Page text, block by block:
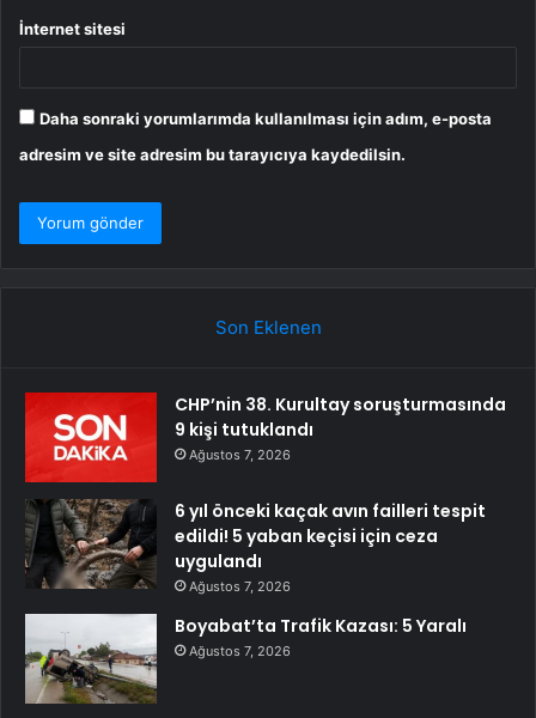
İnternet sitesi
Daha sonraki yorumlarımda kullanılması için adım, e-posta
adresim ve site adresim bu tarayıcıya kaydedilsin.
Son Eklenen
CHP’nin 38. Kurultay soruşturmasında
9 kişi tutuklandı
Ağustos 7, 2026
6 yıl önceki kaçak avın failleri tespit
edildi! 5 yaban keçisi için ceza
uygulandı
Ağustos 7, 2026
Boyabat’ta Trafik Kazası: 5 Yaralı
Ağustos 7, 2026